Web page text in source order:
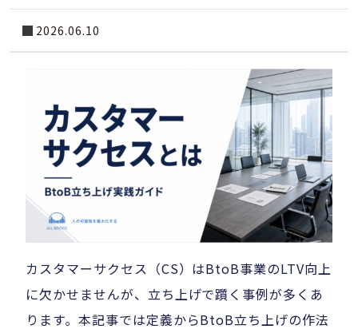
2026.06.10
カスタマーサクセス（CS）はBtoB事業のLTV向上
に欠かせませんが、立ち上げで躓く事例が多くあ
ります。本記事では定義からBtoB立ち上げの作法